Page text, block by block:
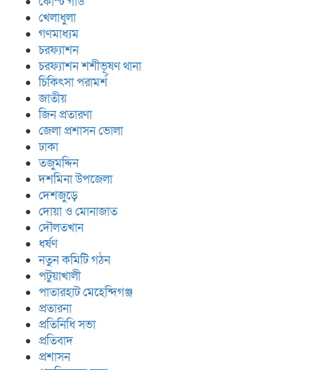
খেলাধুলা
গণমাধ্যম
চরফ্যাশন
চরফ্যাশন শশীভূষণ থানা
চিকিৎসা পরামর্শ
জাতীয়
জিন প্রতারণা
জেলা প্রশাসন ভোলা
ঢাকা
তজুমদ্দিন
দশমিনা উপজেলা
দেশজুড়ে
দোয়া ও মোনাজাত
দৌলতখান
ধর্ষণ
নতুন কমিটি গঠন
পটুয়াখালী
পাতারহাট মেহেন্দিগঞ্জ
প্রতারনা
প্রতিনিধি সভা
প্রতিবাদ
প্রশাসন